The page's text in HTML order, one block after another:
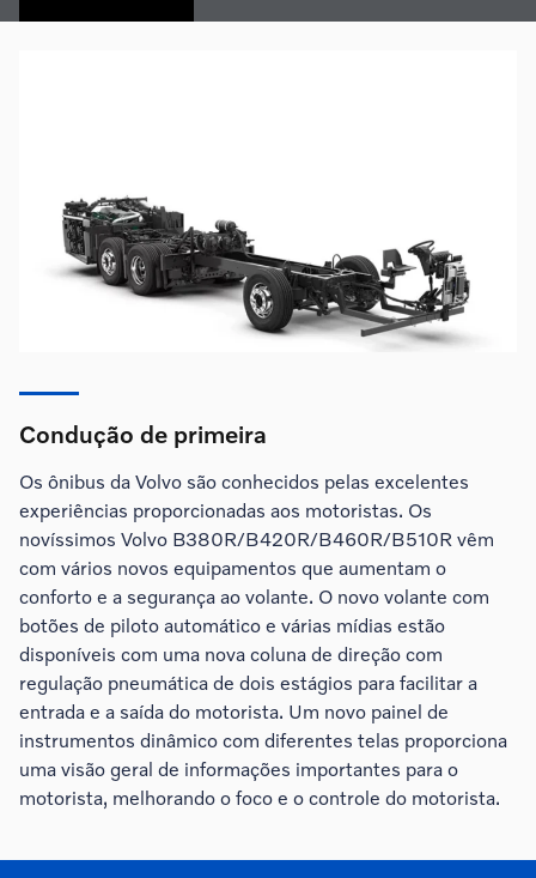
Condução de primeira
Os ônibus da Volvo são conhecidos pelas excelentes
experiências proporcionadas aos motoristas. Os
novíssimos Volvo B380R/B420R/B460R/B510R vêm
com vários novos equipamentos que aumentam o
conforto e a segurança ao volante. O novo volante com
botões de piloto automático e várias mídias estão
disponíveis com uma nova coluna de direção com
regulação pneumática de dois estágios para facilitar a
entrada e a saída do motorista. Um novo painel de
instrumentos dinâmico com diferentes telas proporciona
uma visão geral de informações importantes para o
motorista, melhorando o foco e o controle do motorista.